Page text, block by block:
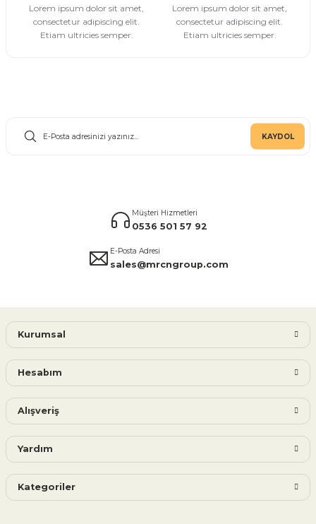
Gönder
Lorem ipsum dolor sit amet,
consectetur adipiscing elit.
Etiam ultricies semper.
Lorem ipsum dolor sit amet,
consectetur adipiscing elit.
Etiam ultricies semper.
KAYDOL
Müşteri Hizmetleri
0536 501 57 92
E-Posta Adresi
sales@mrcngroup.com
Kurumsal
Hesabım
Alışveriş
Yardım
Kategoriler